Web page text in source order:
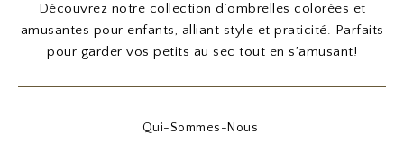
Découvrez notre collection d’ombrelles colorées et
amusantes pour enfants, alliant style et praticité. Parfaits
pour garder vos petits au sec tout en s’amusant!
Qui-Sommes-Nous